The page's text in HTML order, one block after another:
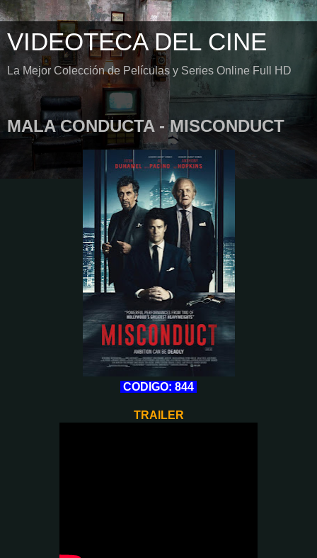
VIDEOTECA DEL CINE
La Mejor Colección de Películas y Series Online Full HD
MALA CONDUCTA - MISCONDUCT
CODIGO: 844
TRAILER